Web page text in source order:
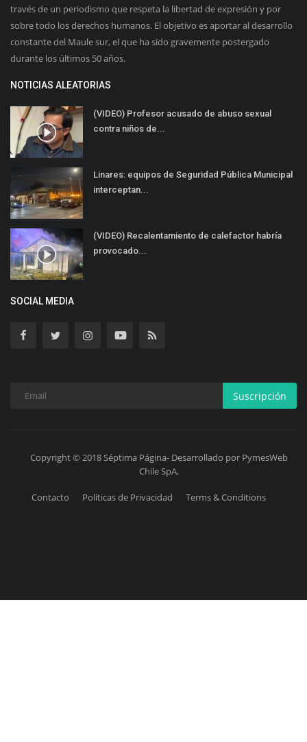
través de un periodismo que respeta la libertad de expresión y por
sobre todo los derechos humanos. El objetivo es aportar al desarrollo
constante del Maule sur, el que ha sido gravemente postergado
durante los últimos 50 años.
NOTICIAS ALEATORIAS
(VIDEO) Profesor acusado de abuso sexual
contra niños de...
Linares: equipos de Seguridad Pública Municipal
interceptan...
(VIDEO) Recalentamiento de calefactor habría
provocado...
SOCIAL MEDIA
Suscripción
Copyright © 2018 Séptima Página- Desarrollado por PymesWeb
Chile SpA.
Contacto Políticas de Privacidad Terms & Conditions